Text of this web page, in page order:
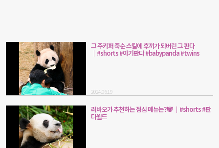
그 주키퍼 죽순 스킬에 후끼가 되버린 그 판다
│#shorts #아기판다 #babypanda #twins
2024.06.19
러바오가 추천하는 점심 메뉴는?🐼 │#shorts #판
다월드